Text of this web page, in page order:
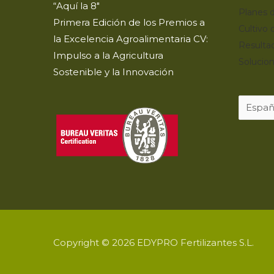
“Aquí la 8″
Primera Edición de los Premios a
la Excelencia Agroalimentaria CV:
Impulso a la Agricultura
Sostenible y la Innovación
Planes
Cultivo
Copyright © 2026 EDYPRO Fertilizantes S.L.